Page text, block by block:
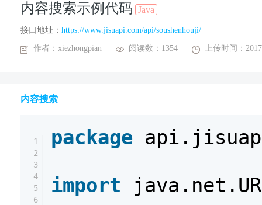
内容搜索示例代码 Java
接口地址： https://www.jisuapi.com/api/soushenhouji/
作者：xiezhongpian 阅读数：1354 上传时间：
内容搜索
1
2
3
4
5
6
package
import